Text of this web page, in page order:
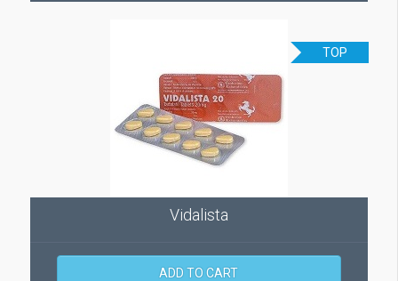
TOP
Vidalista
ADD TO CART